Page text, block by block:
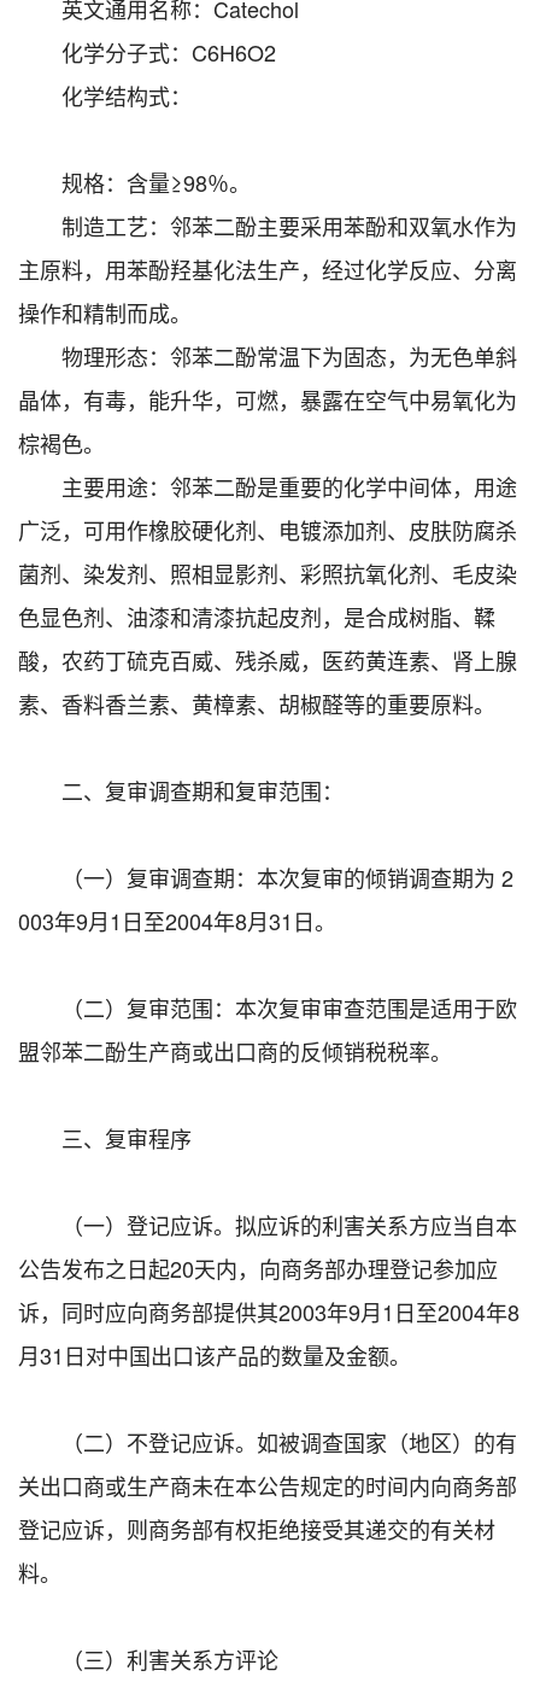
英文通用名称：Catechol
化学分子式：C6H6O2
化学结构式：
规格：含量≥98％。
制造工艺：邻苯二酚主要采用苯酚和双氧水作为
主原料，用苯酚羟基化法生产，经过化学反应、分离
操作和精制而成。
物理形态：邻苯二酚常温下为固态，为无色单斜
晶体，有毒，能升华，可燃，暴露在空气中易氧化为
棕褐色。
主要用途：邻苯二酚是重要的化学中间体，用途
广泛，可用作橡胶硬化剂、电镀添加剂、皮肤防腐杀
菌剂、染发剂、照相显影剂、彩照抗氧化剂、毛皮染
色显色剂、油漆和清漆抗起皮剂，是合成树脂、鞣
酸，农药丁硫克百威、残杀威，医药黄连素、肾上腺
素、香料香兰素、黄樟素、胡椒醛等的重要原料。
二、复审调查期和复审范围：
（一）复审调查期：本次复审的倾销调查期为 2
003年9月1日至2004年8月31日。
（二）复审范围：本次复审审查范围是适用于欧
盟邻苯二酚生产商或出口商的反倾销税税率。
三、复审程序
（一）登记应诉。拟应诉的利害关系方应当自本
公告发布之日起20天内，向商务部办理登记参加应
诉，同时应向商务部提供其2003年9月1日至2004年8
月31日对中国出口该产品的数量及金额。
（二）不登记应诉。如被调查国家（地区）的有
关出口商或生产商未在本公告规定的时间内向商务部
登记应诉，则商务部有权拒绝接受其递交的有关材
料。
（三）利害关系方评论